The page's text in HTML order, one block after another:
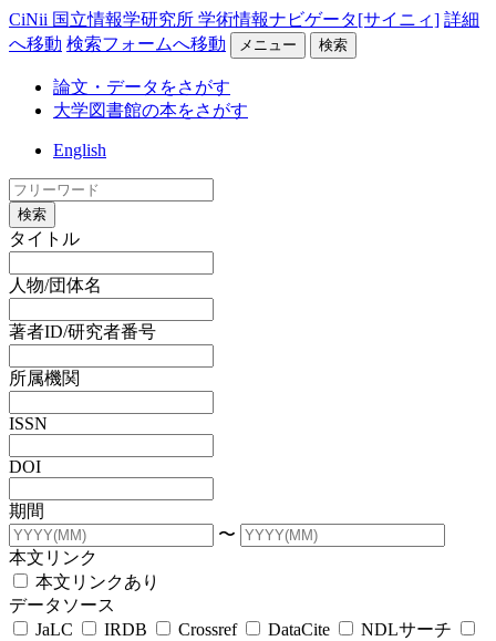
CiNii 国立情報学研究所 学術情報ナビゲータ[サイニィ] 詳細
へ移動 検索フォームへ移動 メニュー 検索
論文・データをさがす
大学図書館の本をさがす
English
検索
タイトル
人物/団体名
著者ID/研究者番号
所属機関
ISSN
DOI
期間
〜
本文リンク
本文リンクあり
データソース
JaLC
IRDB Crossref DataCite
NDLサーチ